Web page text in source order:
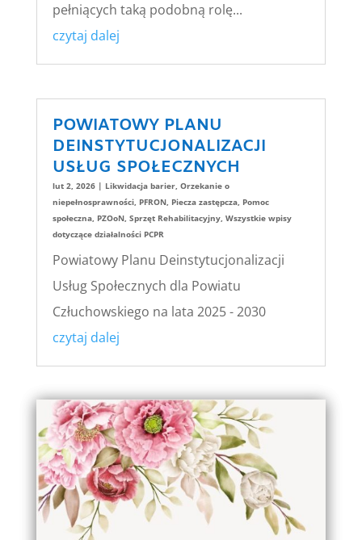
pełniących taką podobną rolę...
czytaj dalej
POWIATOWY PLANU
DEINSTYTUCJONALIZACJI
USŁUG SPOŁECZNYCH
lut 2, 2026| Likwidacja barier, Orzekanie o
niepełnosprawności, PFRON, Piecza zastępcza, Pomoc
społeczna, PZOoN, Sprzęt Rehabilitacyjny, Wszystkie wpisy
dotyczące działalności PCPR
Powiatowy Planu Deinstytucjonalizacji
Usług Społecznych dla Powiatu
Człuchowskiego na lata 2025 - 2030
czytaj dalej